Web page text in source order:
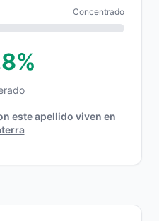
Concentrado
este apellido viven en